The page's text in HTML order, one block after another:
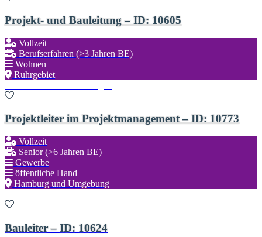
Projekt- und Bauleitung – ID: 10605
Vollzeit
Berufserfahren (>3 Jahren BE)
Wohnen
Ruhrgebiet
Projektleiter im Projektmanagement – ID: 10773
Vollzeit
Senior (>6 Jahren BE)
Gewerbe
öffentliche Hand
Hamburg und Umgebung
Bauleiter – ID: 10624